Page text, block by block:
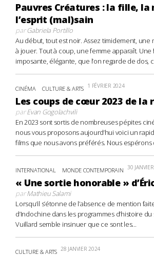
Pauvres Créatures : la fille, la
l’esprit (mal)sain
parGabriela Portillo
Au début, tout est noir. Assez timidement,
à jouer. Tout à coup, une femme apparaît.
imposante, élégante, que l’on regarde de dos,
CINÉMA CULTURE & ARTS 1 FÉVRIER 2024
Les coups de cœur 2023 de la
parEvan Gogolachvili
En 2023 sont sortis de nombreuses pépites
nous vous proposons aujourd’hui voici un
films que nous avons préférés. Nous espérons
INTERNATIONAL MONDE CONTEMPORAIN 30
« Une sortie honorable »
parMathieu Salami
Lorsqu’il s’étonne de l’absence de mention
d’Indochine dans les programmes d’histoire
Vuillard semble insinuer que ce sont les...
CULTURE & ARTS 28 JANVIER 2024